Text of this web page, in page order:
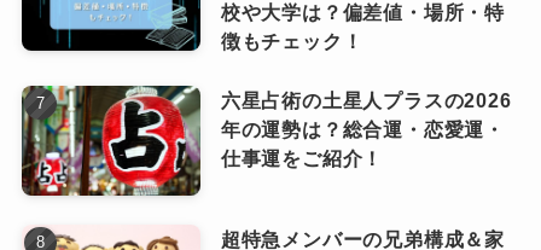
校や大学は？偏差値・場所・特
徴もチェック！
六星占術の土星人プラスの2026
年の運勢は？総合運・恋愛運・
仕事運をご紹介！
超特急メンバーの兄弟構成＆家